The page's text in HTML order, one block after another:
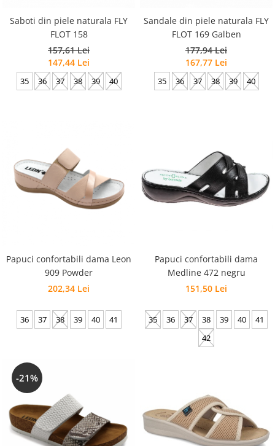
Saboti din piele naturala FLY
FLOT 158
157,61 Lei
147,44 Lei
35 36 37 38 39 40
Sandale din piele naturala FLY
FLOT 169 Galben
177,94 Lei
167,77 Lei
35 36 37 38 39 40
Papuci confortabili dama Leon
909 Powder
202,34 Lei
36 37 38 39 40 41
Papuci confortabili dama
Medline 472 negru
151,50 Lei
35 36 37 38 39 40
41
42
-21%